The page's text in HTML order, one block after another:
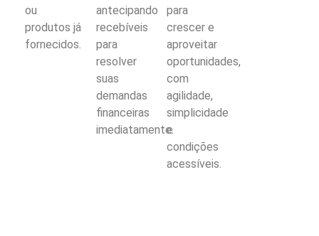
ou
produtos já
fornecidos.
antecipando
recebíveis
para
resolver
suas
demandas
financeiras
imediatamente.
para
crescer e
aproveitar
oportunidades,
com
agilidade,
simplicidade
e
condições
acessíveis.